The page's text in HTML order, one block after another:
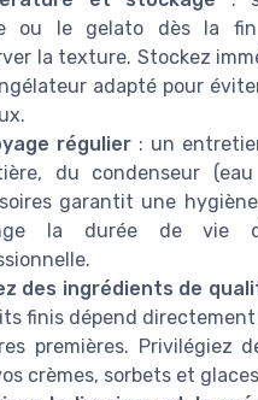
ou le gelato dès la
la texture. Stockez
adapté pour
régulier : un
du condenseur
garantit une
la durée de vie
des ingrédients de
finis dépend
premières. Privilégiez
crèmes, sorbets et